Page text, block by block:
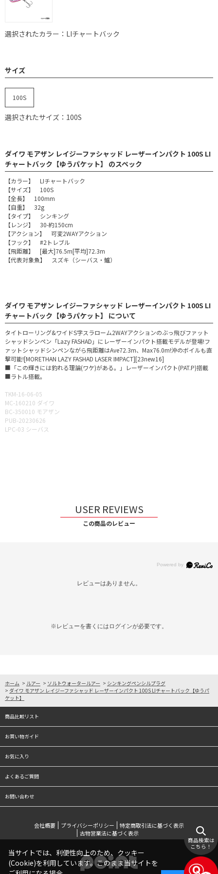
選択されたカラー：LIチャートバック
サイズ
100S
選択されたサイズ：100S
ダイワ モアザン レイジーファシャッド レーザーインパクト 100S LI
チャートバック【ゆうパケット】 のスペック
【カラー】 LIチャートバック
【サイズ】 100S
【全長】 100mm
【自重】 32g
【タイプ】 シンキング
【レンジ】 30-約150cm
【アクション】 可変2WAYアクション
【フック】 #2トレブル
【飛距離】 [最大]76.5m[平均]72.3m
【代表対象魚】 スズキ（シーバス・鱸）
ダイワ モアザン レイジーファシャッド レーザーインパクト 100S LI
チャートバック【ゆうパケット】 について
タイトローリング&ワイドS字スラローム2WAYアクションのぶっ飛びファット
シャッドシンペン「Lazy FASHAD」にレーザーインパクト搭載モデルが登場!フ
ァットシャッドシンペンながら飛距離はAve72.3m、Max76.0m!沖のボイルも直
撃可能![MORETHAN LAZY FASHAD LASER IMPACT][23new16]
■「この輝きには釣れる理論(ワケ)がある。」レーザーインパクト(PAT.P)搭載
■ラトル搭載。
TKM-16-06-05
MC-160210 ダイワ
BC-350010 モアザン
PUB-20230626
LPC-03 シーバス
USER REVIEWS
この商品のレビュー
レビューはありません。
※レビューを書くには ログインが必要です。
ホーム > ルアー > ソルトウォータールアー > シンキングペンシルプラグ
> ダイワ モアザン レイジーファシャッド レーザーインパクト 100S LIチャートバック【ゆうパ
ケット】
商品比較リスト
お買い物ガイド
お気に入り
よくあるご質問
お問い合わせ
会社概要 プライバシーポリシー
特定商取引法に基づく表示
古物営業法に基づく表示
商品検索は
こちら！
当サイトでは、利便性向上のため、クッキー
(Cookie)を利用しています。このまま当サイトを